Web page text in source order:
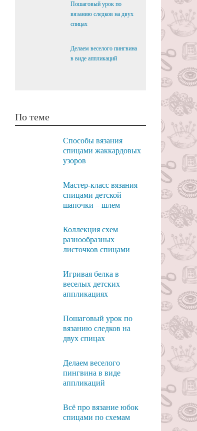
Пошаговый урок по
вязанию следков на двух
спицах
Делаем веселого пингвина
в виде аппликаций
По теме
Способы вязания
спицами жаккардовых
узоров
Мастер-класс вязания
спицами детской
шапочки – шлем
Коллекция схем
разнообразных
листочков спицами
Игривая белка в
веселых детских
аппликациях
Пошаговый урок по
вязанию следков на
двух спицах
Делаем веселого
пингвина в виде
аппликаций
Всё про вязание юбок
спицами по схемам